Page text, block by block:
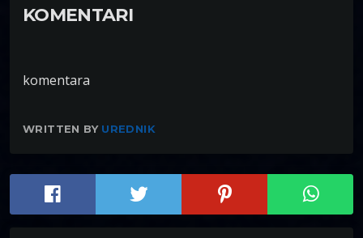
KOMENTARI
komentara
WRITTEN BY UREDNIK